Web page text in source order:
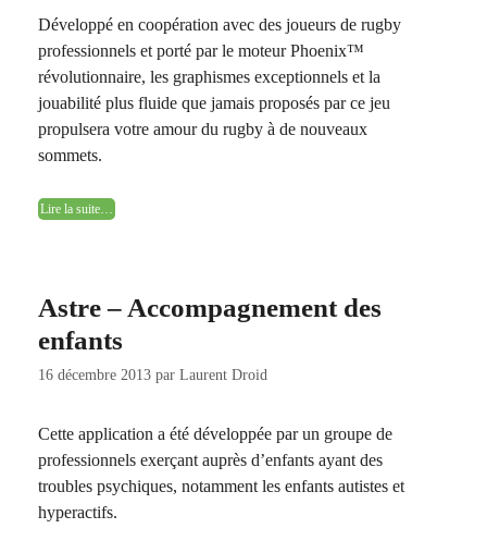
Développé en coopération avec des joueurs de rugby
professionnels et porté par le moteur Phoenix™
révolutionnaire, les graphismes exceptionnels et la
jouabilité plus fluide que jamais proposés par ce jeu
propulsera votre amour du rugby à de nouveaux
sommets.
Lire la suite…
Astre – Accompagnement des
enfants
16 décembre 2013 par Laurent Droid
Cette application a été développée par un groupe de
professionnels exerçant auprès d’enfants ayant des
troubles psychiques, notamment les enfants autistes et
hyperactifs.